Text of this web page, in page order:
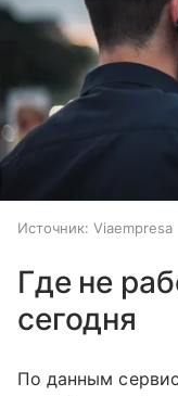
Источник: Viaempresa
Где не
сегодня
По данным